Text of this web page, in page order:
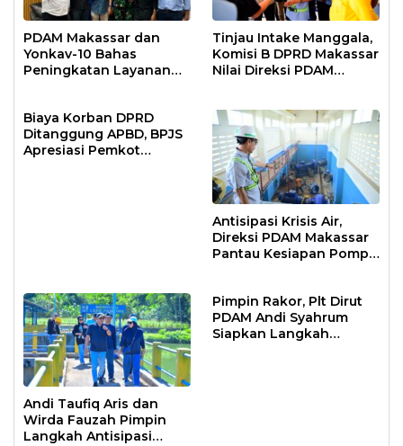
PDAM Makassar dan
Yonkav-10 Bahas
Peningkatan Layanan
Tinjau Intake Manggala,
Komisi B DPRD Makassar
Nilai Direksi PDAM
Biaya Korban DPRD
Ditanggung APBD, BPJS
Apresiasi Pemkot
Antisipasi Krisis Air,
Direksi PDAM Makassar
Pantau Kesiapan Pompa
Andi Taufiq Aris dan
Wirda Fauzah Pimpin
Langkah Antisipasi
Pimpin Rakor, Plt Dirut
PDAM Andi Syahrum
Siapkan Langkah